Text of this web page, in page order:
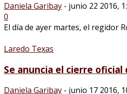
Daniela Garibay - junio 22 2016,
0
El día de ayer martes, el regidor
Laredo Texas
Se anuncia el cierre oficial
Daniela Garibay - junio 17 2016,